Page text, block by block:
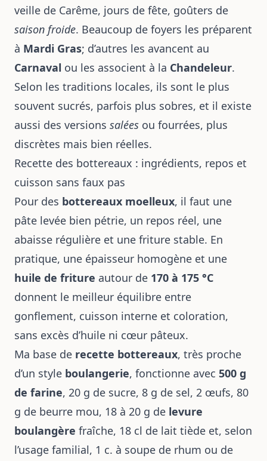
veille de Carême, jours de fête, goûters de
saison froide. Beaucoup de foyers les préparent
à Mardi Gras; d’autres les avancent au
Carnaval ou les associent à la Chandeleur.
Selon les traditions locales, ils sont le plus
souvent sucrés, parfois plus sobres, et il existe
aussi des versions salées ou fourrées, plus
discrètes mais bien réelles.
Recette des bottereaux : ingrédients, repos et
cuisson sans faux pas
Pour des bottereaux moelleux, il faut une
pâte levée bien pétrie, un repos réel, une
abaisse régulière et une friture stable. En
pratique, une épaisseur homogène et une
huile de friture autour de 170 à 175 °C
donnent le meilleur équilibre entre
gonflement, cuisson interne et coloration,
sans excès d’huile ni cœur pâteux.
Ma base de recette bottereaux, très proche
d’un style boulangerie, fonctionne avec 500 g
de farine, 20 g de sucre, 8 g de sel, 2 œufs, 80
g de beurre mou, 18 à 20 g de levure
boulangère fraîche, 18 cl de lait tiède et, selon
l’usage familial, 1 c. à soupe de rhum ou de